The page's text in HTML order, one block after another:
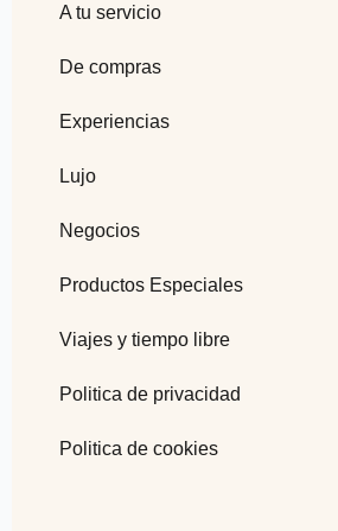
A tu servicio
De compras
Experiencias
Lujo
Negocios
Productos Especiales
Viajes y tiempo libre
Politica de privacidad
Politica de cookies